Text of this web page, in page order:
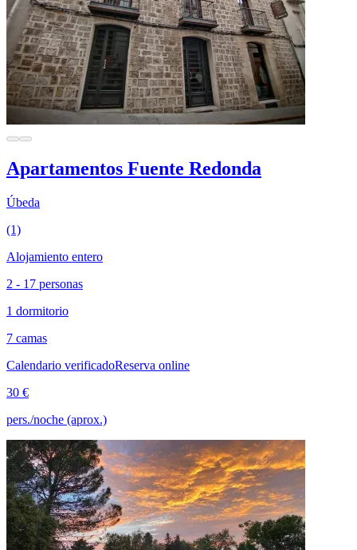
Apartamentos Fuente Redonda
Úbeda
(1)
Alojamiento entero
2 - 17 personas
1 dormitorio
7 camas
Calendario verificadoReserva online
30 €
pers./noche (aprox.)